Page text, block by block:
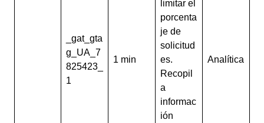
_gat_gta
g_UA_7
825423_
1
1 min
limitar el
porcenta
je de
solicitud
es.
Recopil
a
informac
ión
Analítica